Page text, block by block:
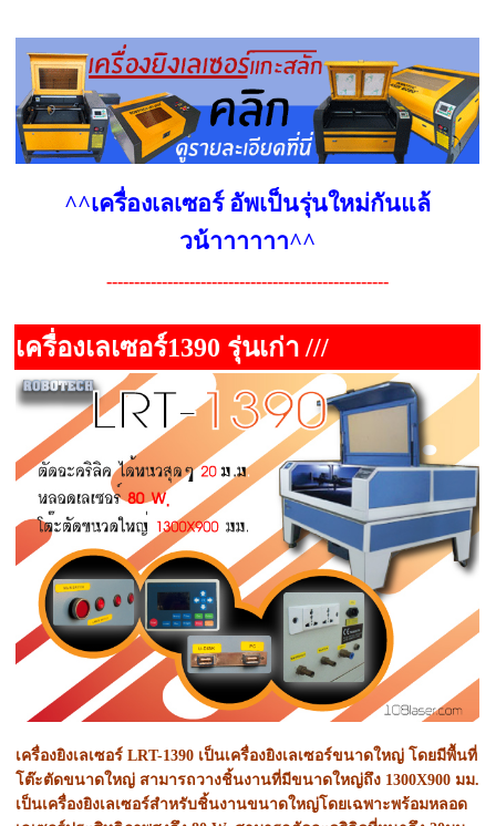
^^เครื่องเลเซอร์ อัพเป็นรุ่นใหม่กันแล้
วน้าาาาาา^^
---------------------------------------------------
เครื่องเลเซอร์1390 รุ่นเก่า ///
เครื่องยิงเลเซอร์ LRT-1390 เป็นเครื่องยิงเลเซอร์ขนาดใหญ่ โดยมีพื้นที่
โต๊ะตัดขนาดใหญ่ สามารถวางชิ้นงานที่มีขนาดใหญ่ถึง 1300X900 มม.
เป็นเครื่องยิงเลเซอร์สำหรับชิ้นงานขนาดใหญ่โดยเฉพาะพร้อมหลอด